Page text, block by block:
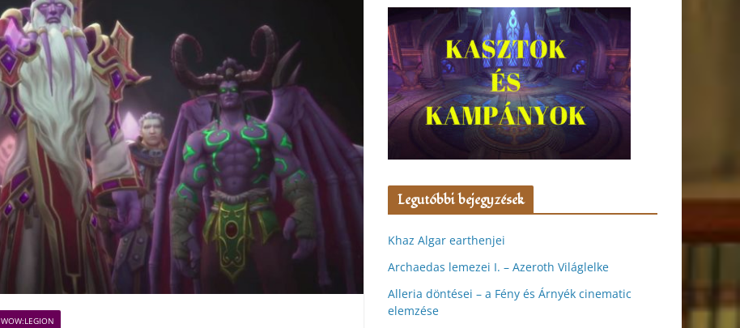
WOW:LEGION
Legutóbbi bejegyzések
Khaz Algar earthenjei
Archaedas lemezei I. – Azeroth Világlelke
Alleria döntései – a Fény és Árnyék cinematic
elemzése